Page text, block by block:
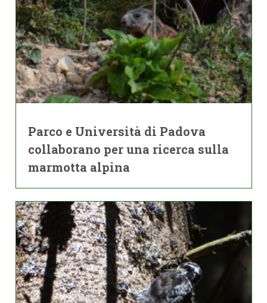
Parco e Università di Padova
collaborano per una ricerca sulla
marmotta alpina